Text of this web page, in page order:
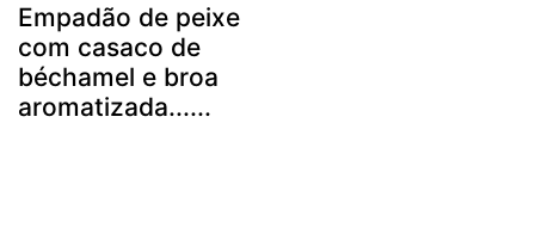
Empadão de peixe
com casaco de
béchamel e broa
aromatizada......